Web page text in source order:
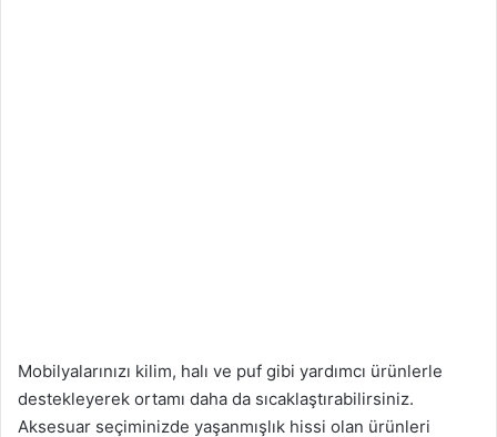
Mobilyalarınızı kilim, halı ve puf gibi yardımcı ürünlerle
destekleyerek ortamı daha da sıcaklaştırabilirsiniz.
Aksesuar seçiminizde yaşanmışlık hissi olan ürünleri